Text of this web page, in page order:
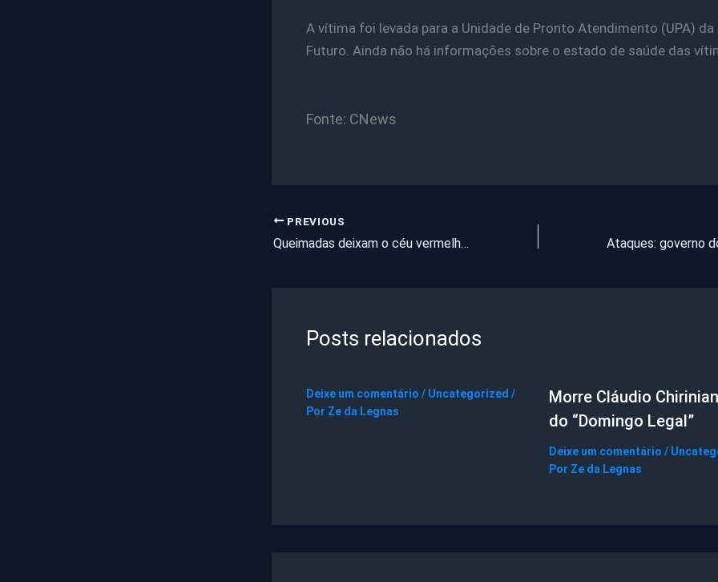
A vítima foi levada para a Unidade de Pronto Atendimento (UPA) da
Futuro. Ainda não há informações sobre o estado de saúde das
Fonte: CNews
PREVIOUS
Queimadas deixam o céu vermelho na Indonésia
Posts relacionados
Deixe um comentário / Uncategorized /
Por Ze da Legnas
Morre Cláudio
do “Domingo Legal”
Deixe um comentário /
Por Ze da Legnas